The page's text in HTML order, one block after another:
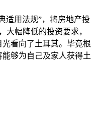
适用法规”，将房地产投
大幅降低的投资要求，
看向了土耳其。毕竟根
够为自己及家人获得土